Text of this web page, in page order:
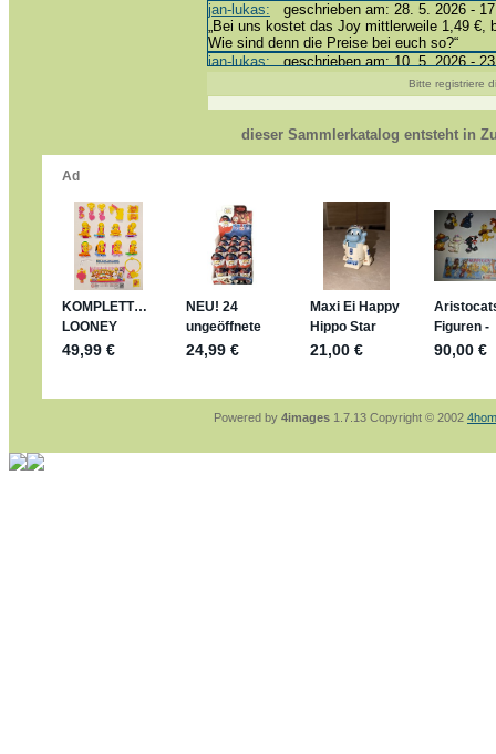
jan-lukas: geschrieben am: 28. 5. 2026 -
„Bei uns kostet das Joy mittlerweile 1,49 €,
Wie sind denn die Preise bei euch so?“
jan-lukas:geschrieben am: 10. 5. 2026 -
Bonsaipanther:geschrieben am: 10. 5.
@ Harald
https://www.ue-ei-portal-
Dein Enkel sollte zur Strafe die nächsten 3
Für die Figuren VC307, 310, 318 und 326
mein Enkel hat die leider weggeworfen
jan-lukas:
geschrieben am: 29. 4. 2026 -
https://www.ferrero-
sammelspass.de/einladung/
jan-lukas:
geschrieben am: 28. 4. 2026 -
stimmt, jetzt fällt es mir auch ein
*Bussi*
geschrieben am: 28. 4.
So habe ich das in Erinnerung ... oder?
jan-lukas:geschrieben am: 28. 4. 2026 -
Bitte registriere
dieser Sammlerkatalog entsteht in
Powered by 4images 1.7.13 Copyright © 2002